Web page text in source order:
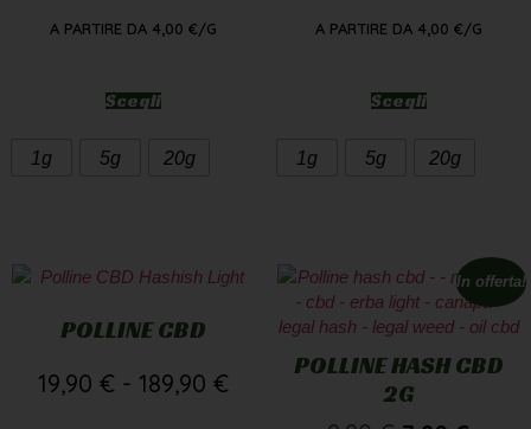
A PARTIRE DA 4,00 €/G
Scegli
1g 5g 20g
A PARTIRE DA 4,00 €/G
Scegli
1g 5g 20g
POLLINE CBD
19,90 € - 189,90 €
In offerta!
POLLINE HASH CBD
2G